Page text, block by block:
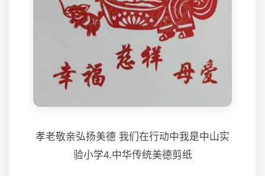
孝老敬亲弘扬美德 我们在行动中我是中山实
验小学4.中华传统美德剪纸